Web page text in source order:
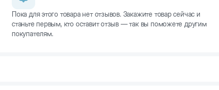
Пока для этого товара нет отзывов. Закажите товар сейчас и
станьте первым, кто оставит отзыв — так вы поможете другим
покупателям.